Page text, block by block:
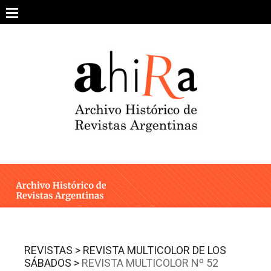
content
ARCHIVO DE REVISTAS
ESTUDIOS CRÍTICOS
INTEGRANTES
CONTACTO
REVISTAS > REVISTA MULTICOLOR DE LOS
SÁBADOS > REVISTA MULTICOLOR Nº 52